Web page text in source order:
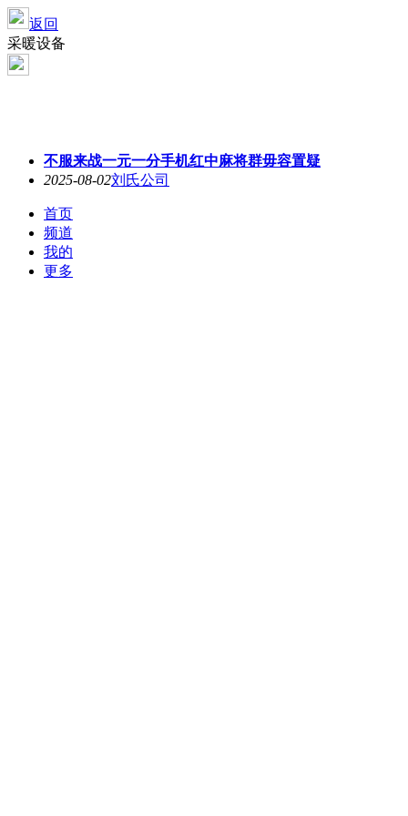
返回
采暖设备
不服来战一元一分手机红中麻将群毋容置疑
2025-08-02刘氏公司
首页
频道
我的
更多